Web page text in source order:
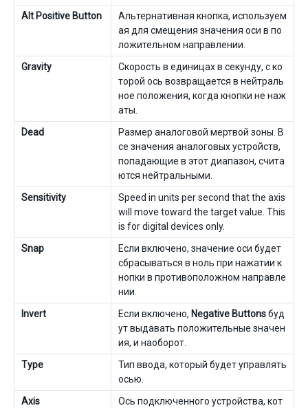
Alt Positive Button
Альтернативная кнопка, используем
ая для смещения значения оси в по
ложительном направлении.
Gravity
Скорость в единицах в секунду, с ко
торой ось возвращается в нейтраль
ное положения, когда кнопки не наж
аты.
Dead
Размер аналоговой мертвой зоны. В
се значения аналоговых устройств,
попадающие в этот диапазон, счита
ются нейтральными.
Sensitivity
Speed in units per second that the axis
will move toward the target value. This
is for digital devices only.
Snap
Если включено, значение оси будет
сбрасываться в ноль при нажатии к
нопки в противоположном направле
нии.
Invert
Если включено, Negative Buttonsбуд
ут выдавать положительные значен
ия, и наоборот.
Type
Тип ввода, который будет управлять
осью.
Axis
Ось подключенного устройства, кот